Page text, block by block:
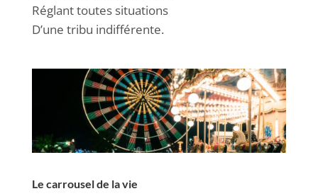
Réglant toutes situations
D’une tribu indifférente.
Le carrousel de la vie